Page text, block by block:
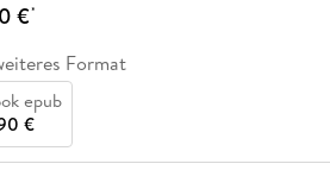
€*
Format
epub
€